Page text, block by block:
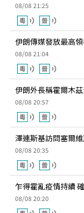
08/08 21:25
伊朗傳媒發放最高
08/08 21:04
伊朗外長稱霍爾木
08/08 20:57
澤連斯基訪問塞爾
08/08 20:35
乍得霍亂疫情持續
08/08 20:20